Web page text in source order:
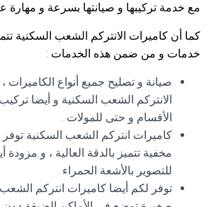
مع خدمة تركيبها و صيانتها بسرعة و مهارة
كما أن كاميرات الانتركم الشعب السكنية
خدمات و من ضمن هذه الخدمات :
صيانة و تصليح جميع أنواع الكاميرات
الانتركم الشعب السكنية و أيضا
الأقسام و حتى للمولات .
كاميرات انتركم الشعب السكنية
للتصوير بالأشعة الحمراء .
توفر لكم أيضا كاميرات انتركم